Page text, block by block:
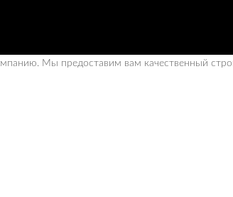
Мы предоставим вам качественный